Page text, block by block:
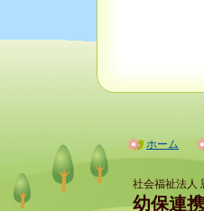
ホーム
社会福祉法人
幼保連